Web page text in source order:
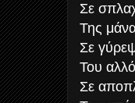
Σε
Της
Σε
Του
Σε